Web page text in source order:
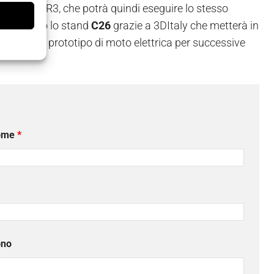
UR3, che potrà quindi eseguire lo stesso
presso lo stand C26 grazie a 3DItaly che metterà in
su un prototipo di moto elettrica per successive
*